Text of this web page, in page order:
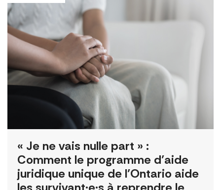
« Je ne vais nulle part » :
Comment le programme d’aide
juridique unique de l’Ontario aide